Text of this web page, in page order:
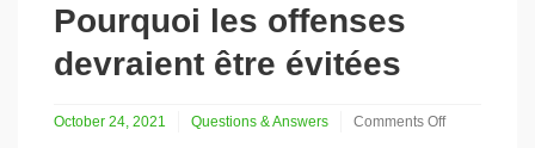
Pourquoi les offenses
devraient être évitées
October 24, 2021 Questions & Answers
Comments Off